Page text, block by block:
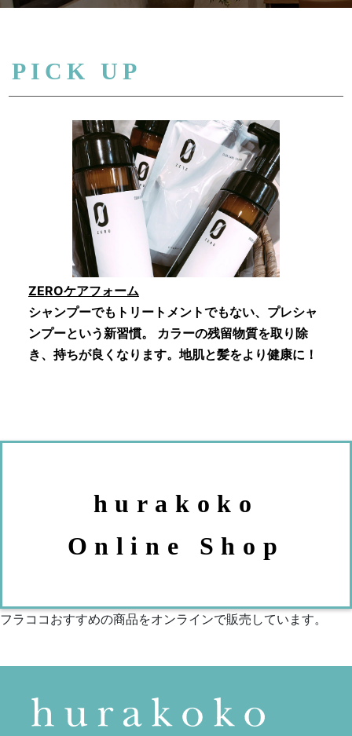
PICK UP
ZEROケアフォーム
シャンプーでもトリートメントでもない、プレシャ
ンプーという新習慣。 カラーの残留物質を取り除
き、持ちが良くなります。地肌と髪をより健康に！
hurakoko
Online Shop
フラココおすすめの商品をオンラインで販売しています。